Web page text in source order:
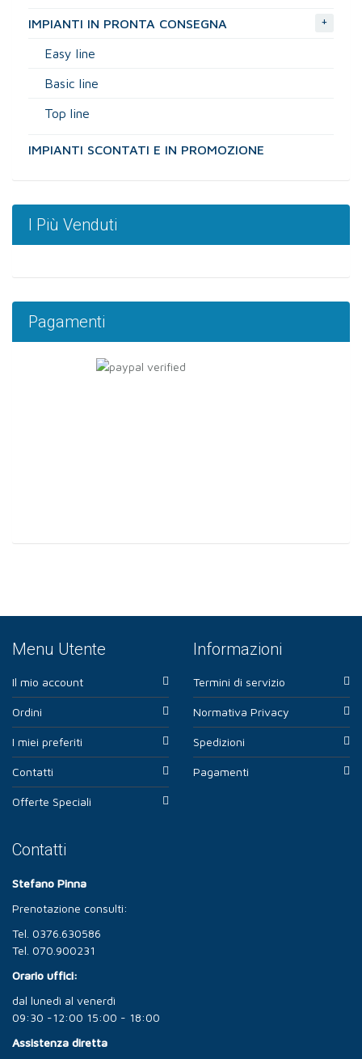
IMPIANTI IN PRONTA CONSEGNA +
Easy line
Basic line
Top line
IMPIANTI SCONTATI E IN PROMOZIONE
I Più Venduti
Pagamenti
Menu Utente
Il mio account
Ordini
I miei preferiti
Contatti
Offerte Speciali
Informazioni
Termini di servizio
Normativa Privacy
Spedizioni
Pagamenti
Contatti
Stefano Pinna
Prenotazione consulti:
Tel. 0376.630586
Tel. 070.900231
Orario uffici:
dal lunedì al venerdì
09:30 -12:00 15:00 - 18:00
Assistenza diretta